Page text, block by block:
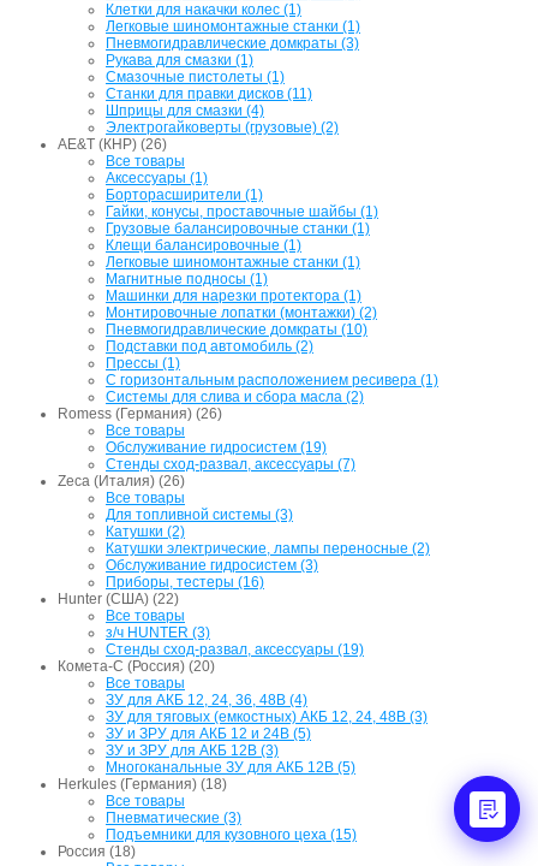
Клетки для накачки колес (1)
Легковые шиномонтажные станки (1)
Пневмогидравлические домкраты (3)
Рукава для смазки (1)
Смазочные пистолеты (1)
Станки для правки дисков (11)
Шприцы для смазки (4)
Электрогайковерты (грузовые) (2)
AE&T (КНР) (26)
Все товары
Аксессуары (1)
Борторасширители (1)
Гайки, конусы, проставочные шайбы (1)
Грузовые балансировочные станки (1)
Клещи балансировочные (1)
Легковые шиномонтажные станки (1)
Магнитные подносы (1)
Машинки для нарезки протектора (1)
Монтировочные лопатки (монтажки) (2)
Пневмогидравлические домкраты (10)
Подставки под автомобиль (2)
Прессы (1)
С горизонтальным расположением ресивера (1)
Системы для слива и сбора масла (2)
Romess (Германия) (26)
Все товары
Обслуживание гидросистем (19)
Стенды сход-развал, аксессуары (7)
Zeca (Италия) (26)
Все товары
Для топливной системы (3)
Катушки (2)
Катушки электрические, лампы переносные (2)
Обслуживание гидросистем (3)
Приборы, тестеры (16)
Hunter (США) (22)
Все товары
з/ч HUNTER (3)
Стенды сход-развал, аксессуары (19)
Комета-С (Россия) (20)
Все товары
ЗУ для АКБ 12, 24, 36, 48В (4)
ЗУ для тяговых (емкостных) АКБ 12, 24, 48В (3)
ЗУ и ЗРУ для АКБ 12 и 24В (5)
ЗУ и ЗРУ для АКБ 12В (3)
Многоканальные ЗУ для АКБ 12В (5)
Herkules (Германия) (18)
Все товары
Пневматические (3)
Подъемники для кузовного цеха (15)
Россия (18)